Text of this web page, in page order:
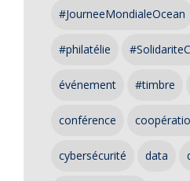
#JourneeMondialeOcean
#philatélie
événement #timbre
conférence
cybersécurité data